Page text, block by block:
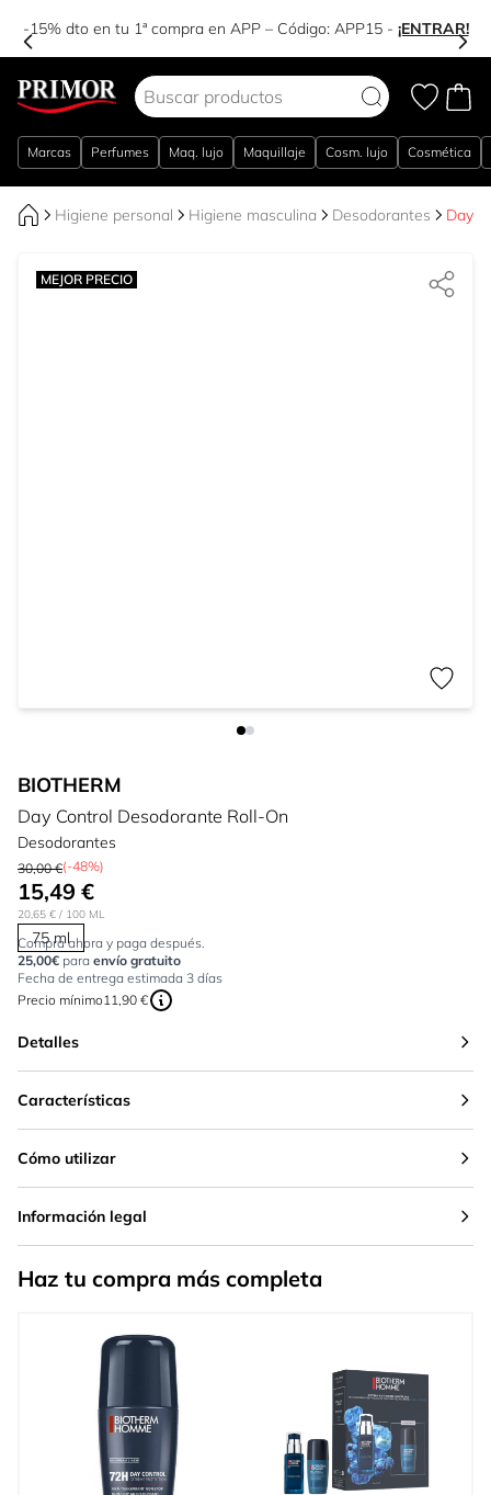
-15% dto en tu 1ª compra en APP – Código: APP15- ¡ENTRAR!
Marcas Perfumes Maq. lujo Maquillaje Cosm. lujo Cosmética
Higiene personal Higiene masculina Desodorantes Day
MEJOR PRECIO
BIOTHERM
Day Control Desodorante Roll-On
Desodorantes
30,00 €(-48%)
15,49 €
20,65 € / 100 ML
75 ml
Compra ahora y paga después.
25,00€ para envío gratuito
Fecha de entrega estimada 3 días
Precio mínimo11,90 €
Detalles
Características
Cómo utilizar
Información legal
Haz tu compra más completa